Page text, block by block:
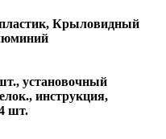
Крыловидный
установочный
инструкция,
шт.